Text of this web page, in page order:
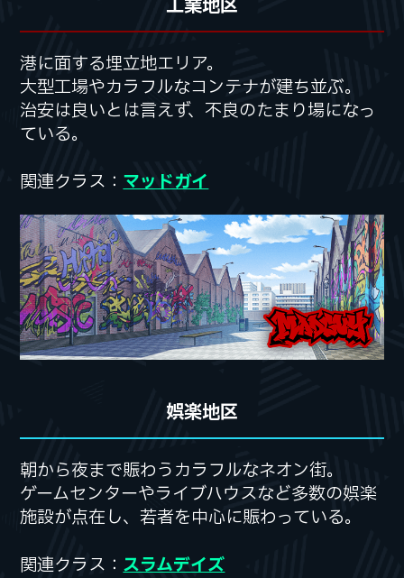
工業地区
港に面する埋立地エリア。
大型工場やカラフルなコンテナが建ち並ぶ。
治安は良いとは言えず、 不良のたまり場になっ
ている。
関連クラス：マッドガイ
港に面する埋立地エリア。
大型工場やカラフルなコンテナが建ち並ぶ。
治安は良いとは言えず、 不良のたまり場になっ
ている。
関連クラス：マッドガイ
娯楽地区
朝から夜まで賑わうカラフルなネオン街。
ゲームセンターやライブハウスなど多数の娯楽
施設が点在し、若者を中心に賑わっている。
関連クラス：スラムデイズ
朝から夜まで賑わうカラフルなネオン街。
ゲームセンターやライブハウスなど多数の娯楽
施設が点在し、若者を中心に賑わっている。
関連クラス：スラムデイズ